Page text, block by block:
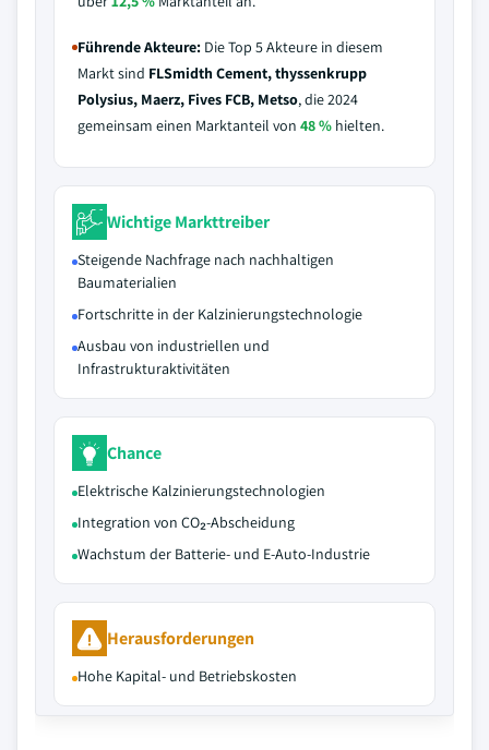
Führende Akteure: Die Top 5 Akteure in diesem
Markt sind FLSmidth Cement, thyssenkrupp
Polysius, Maerz, Fives FCB, Metso, die 2024
gemeinsam einen Marktanteil von 48 % hielten.
Wichtige Markttreiber
Steigende Nachfrage nach nachhaltigen
Baumaterialien
Fortschritte in der Kalzinierungstechnologie
Ausbau von industriellen und
Infrastrukturaktivitäten
Chance
Elektrische Kalzinierungstechnologien
Integration von CO₂-Abscheidung
Wachstum der Batterie- und E-Auto-Industrie
Herausforderungen
Hohe Kapital- und Betriebskosten